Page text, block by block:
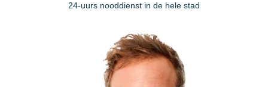
24-uurs nooddienst in de hele stad